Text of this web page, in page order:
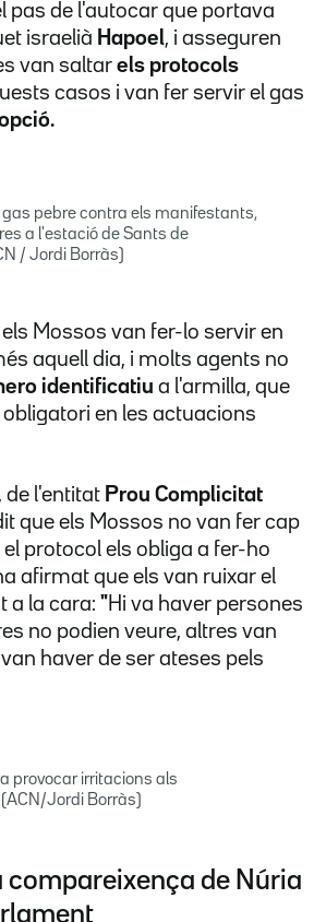
pas de l'autocar que portava
israelià Hapoel, i asseguren
van saltar els protocols
casos i van fer servir el gas
gas pebre contra els manifestants,
a l'estació de Sants de
/ Jordi Borràs)
Mossos van fer-lo servir en
aquell dia, i molts agents no
identificatiu a l'armilla, que
en les actuacions
, de l'entitat Prou Complicitat
que els Mossos no van fer cap
protocol els obliga a fer-ho
afirmat que els van ruixar el
a la cara: "Hi va haver persones
no podien veure, altres van
haver de ser ateses pels
provocar irritacions als
Jordi Borràs)
compareixença de Núria